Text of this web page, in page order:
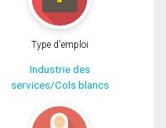
Type d'emploi
Industrie des
services/Cols blancs